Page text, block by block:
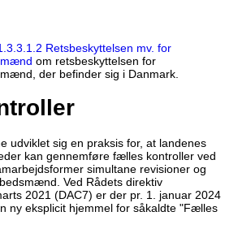
Retsbeskyttelsen mv. for
om retsbeskyttelsen for
der befinder sig i Danmark.
udviklet sig en praksis for, at landenes
kan gennemføre fælles kontroller ved
simultane revisioner og
Ved Rådets direktiv
2021 (DAC7) er der pr. 1. januar 2024
ny eksplicit hjemmel for såkaldte "Fælles